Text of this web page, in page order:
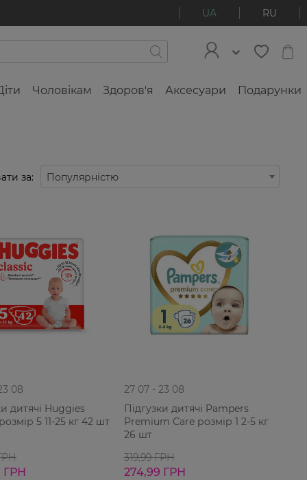
UA RU
Чоловікам Здоров'я Аксесуари Подарунки
за: Популярністю
08
дитячі Huggies
5 11-25 кг 42 шт
ГРН
27 07 - 23 08
Підгузки дитячі Pampers
Premium Care розмір 1 2-5 кг
26 шт
319,99 ГРН
274,99 ГРН